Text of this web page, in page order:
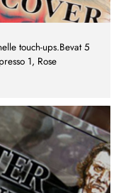
touch-ups.Bevat 5
1, Rose